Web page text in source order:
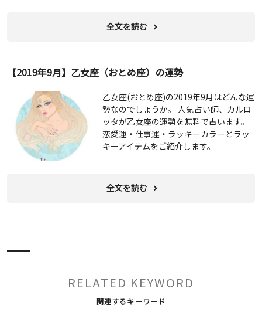
全文を読む
【2019年9月】乙女座（おとめ座）の運勢
乙女座(おとめ座)の2019年9月はどんな運
勢なのでしょうか。 人気占い師、カルロ
ッタが乙女座の運勢を無料で占います。
恋愛運・仕事運・ラッキーカラーとラッ
キーアイテムをご紹介します。
全文を読む
RELATED KEYWORD
関連するキーワード